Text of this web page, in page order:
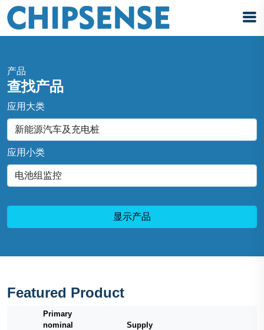
产品
查找产品
应用大类
应用小类
显示产品
Featured Product
Primary
nominal
Supply